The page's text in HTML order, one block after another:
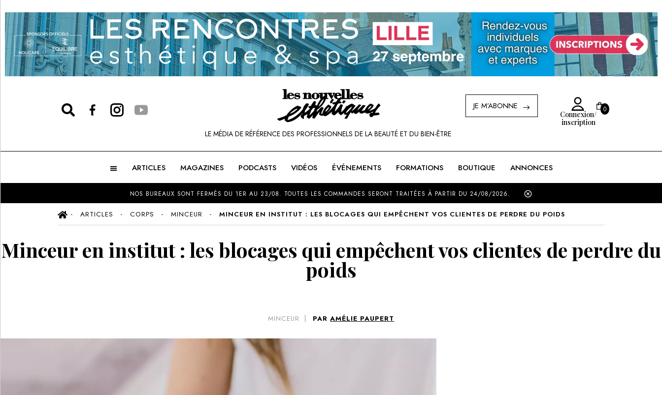
LE MÉDIA DE RÉFÉRENCE DES PROFESSIONNELS DE LA BEAUTÉ ET DU BIEN-ÊTRE
JE M’ABONNE
Created by Ilham Fitrotul Hayat
from the Noun Project
Connexion/
inscription
0
MON PANIER (VIDE)
SOUS TOTAL
ARTICLES MAGAZINES PODCASTS VIDÉOS ÉVÉNEMENTS FORMATIONS BOUTIQUE ANNONCES
NOS BUREAUX SONT FERMÉS DU 1ER AU 23/08. TOUTES LES COMMANDES SERONT TRAITÉES À PARTIR DU 24/08/2026.
ARTICLES CORPS MINCEUR MINCEUR EN INSTITUT : LES BLOCAGES QUI EMPÊCHENT VOS CLIENTES DE PERDRE DU POIDS
Minceur en institut : les blocages qui empêchent vos clientes de perdre du
poids
MINCEUR PAR AMÉLIE PAUPERT